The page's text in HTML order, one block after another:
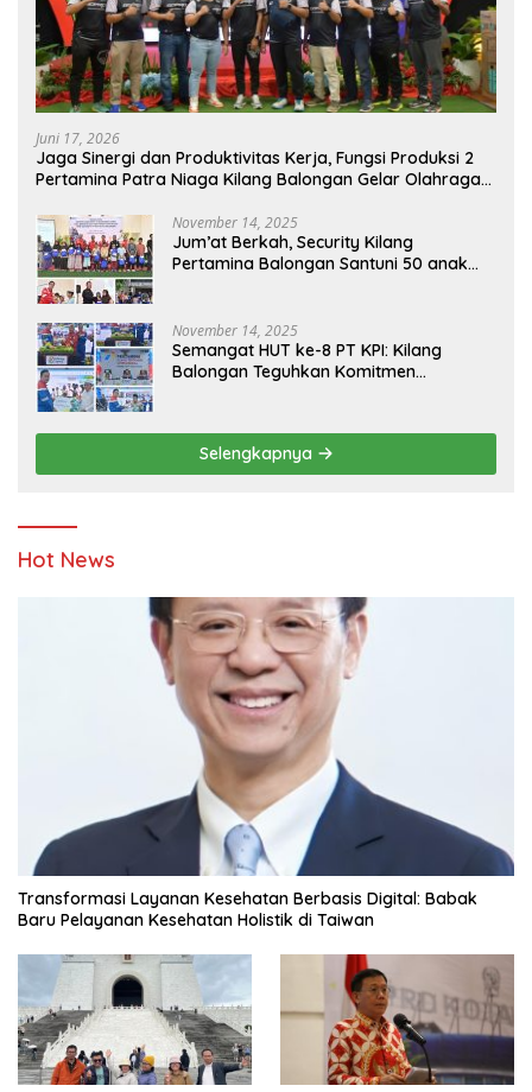
Juni 17, 2026
Jaga Sinergi dan Produktivitas Kerja, Fungsi Produksi 2
Pertamina Patra Niaga Kilang Balongan Gelar Olahraga
November 14, 2025
Jum’at Berkah, Security Kilang
Pertamina Balongan Santuni 50 anak
November 14, 2025
Semangat HUT ke-8 PT KPI: Kilang
Balongan Teguhkan Komitmen
Pendidikan
Selengkapnya
Hot News
Transformasi Layanan Kesehatan Berbasis Digital: Babak
Baru Pelayanan Kesehatan Holistik di Taiwan